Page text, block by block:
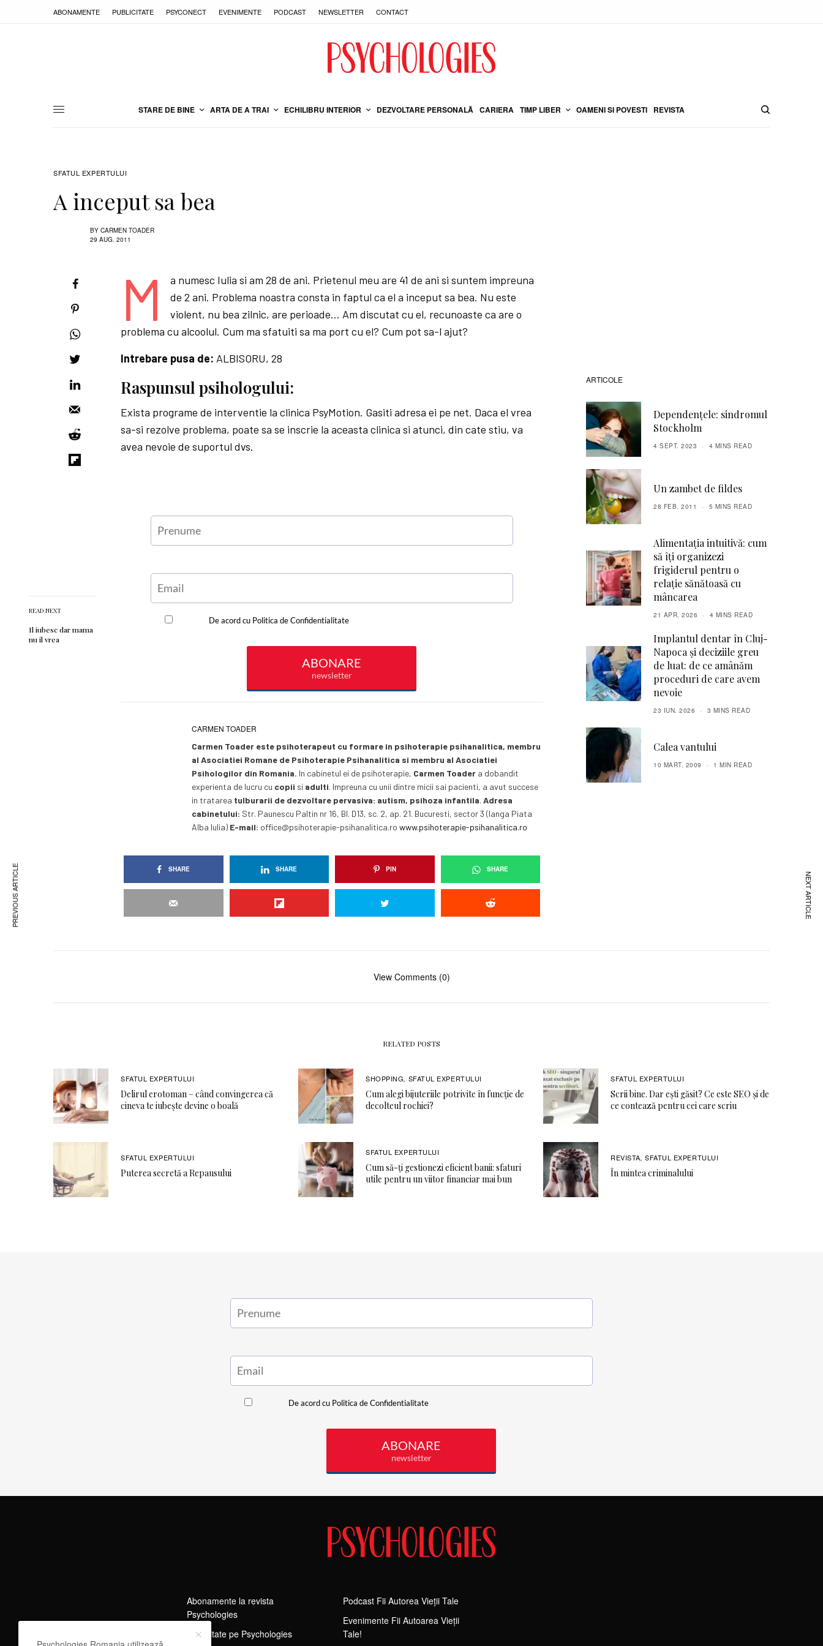
ABONAMENTE PUBLICITATE PSYCONECT EVENIMENTE PODCAST NEWSLETTER CONTACT
STARE DE BINE ARTA DE A TRAI ECHILIBRU INTERIOR DEZVOLTARE PERSONALĂ CARIERA TIMP LIBER OAMENI SI POVESTI REVISTA
SFATUL EXPERTULUI
A inceput sa bea
BY CARMEN TOADER
29 AUG. 2011
READ NEXT
Il iubesc dar mama
nu il vrea
M
a numesc Iulia si am 28 de ani. Prietenul meu are 41 de ani si suntem impreuna
de 2 ani. Problema noastra consta in faptul ca el a inceput sa bea. Nu este
violent, nu bea zilnic, are perioade… Am discutat cu el, recunoaste ca are o
problema cu alcoolul. Cum ma sfatuiti sa ma port cu el? Cum pot sa-l ajut?
Intrebare pusa de: ALBISORU, 28
Raspunsul psihologului:
Exista programe de interventie la clinica PsyMotion. Gasiti adresa ei pe net. Daca el vrea
sa-si rezolve problema, poate sa se inscrie la aceasta clinica si atunci, din cate stiu, va
avea nevoie de suportul dvs.
CARMEN TOADER
Carmen Toader este psihoterapeut cu formare in psihoterapie psihanalitica, membru
al Asociatiei Romane de Psihoterapie Psihanalitica si membru al Asociatiei
Psihologilor din Romania. In cabinetul ei de psihoterapie, Carmen Toader a dobandit
experienta de lucru cu copii si adulti. Impreuna cu unii dintre micii sai pacienti, a avut succese
in tratarea tulburarii de dezvoltare pervasiva: autism, psihoza infantila.Adresa
cabinetului: Str. Paunescu Paltin nr 16, Bl. D13, sc. 2, ap. 21. Bucuresti, sector 3 (langa Piata
Alba Iulia) E-mail: office@psihoterapie-psihanalitica.rowww.psihoterapie-psihanalitica.ro
SHARE SHARE PIN SHARE
ARTICOLE
Dependențele: sindromul
Stockholm
4 SEPT. 2023 4 MINS READ
Un zambet de fildes
28 FEB. 2011 5 MINS READ
Alimentația intuitivă: cum
să îți organizezi
frigiderul pentru o
relație sănătoasă cu
mâncarea
21 APR. 2026 4 MINS READ
Implantul dentar în Cluj-
Napoca și deciziile greu
de luat: de ce amânăm
proceduri de care avem
nevoie
23 IUN. 2026 3 MINS READ
Calea vantului
10 MART. 2009 1 MIN READ
PREVIOUS ARTICLE NEXT ARTICLE
View Comments (0)
RELATED POSTS
SFATUL EXPERTULUI
Delirul erotoman – când convingerea că
cineva te iubește devine o boală
SHOPPING, SFATUL EXPERTULUI
Cum alegi bijuteriile potrivite în funcție de
decolteul rochiei?
SFATUL EXPERTULUI
Scrii bine. Dar ești găsit? Ce este SEO și de
ce contează pentru cei care scriu
SFATUL EXPERTULUI
Puterea secretă a Repausului
SFATUL EXPERTULUI
Cum să-ți gestionezi eficient banii: sfaturi
utile pentru un viitor financiar mai bun
REVISTA, SFATUL EXPERTULUI
În mintea criminalului
Abonamente la revista
Psychologies
Publicitate pe Psychologies
Podcast Fii Autorea Vieții Tale
Evenimente Fii Autoarea Vieții
Tale!